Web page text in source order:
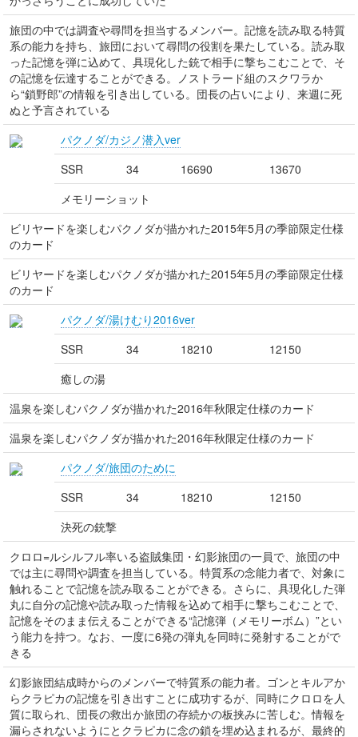
旅団の中では調査や尋問を担当するメンバー。記憶を読み取る特質
系の能力を持ち、旅団において尋問の役割を果たしている。読み取
った記憶を弾に込めて、具現化した銃で相手に撃ちこむことで、そ
の記憶を伝達することができる。ノストラード組のスクワラか
ら“鎖野郎”の情報を引き出している。団長の占いにより、来週に死
ぬと予言されている
パクノダ/カジノ潜入ver
SSR
34 16690
13670
メモリーショット
ビリヤードを楽しむパクノダが描かれた2015年5月の季節限定仕様
のカード
ビリヤードを楽しむパクノダが描かれた2015年5月の季節限定仕様
のカード
パクノダ/湯けむり2016ver
SSR
34 18210
12150
癒しの湯
温泉を楽しむパクノダが描かれた2016年秋限定仕様のカード
温泉を楽しむパクノダが描かれた2016年秋限定仕様のカード
パクノダ/旅団のために
SSR
34 18210
12150
決死の銃撃
クロロ=ルシルフル率いる盗賊集団・幻影旅団の一員で、旅団の中
では主に尋問や調査を担当している。特質系の念能力者で、対象に
触れることで記憶を読み取ることができる。さらに、具現化した弾
丸に自分の記憶や読み取った情報を込めて相手に撃ちこむことで、
記憶をそのまま伝えることができる“記憶弾（メモリーボム）”とい
う能力を持つ。なお、一度に6発の弾丸を同時に発射することがで
きる
幻影旅団結成時からのメンバーで特質系の能力者。ゴンとキルアか
らクラピカの記憶を引き出すことに成功するが、同時にクロロを人
質に取られ、団長の救出か旅団の存続かの板挟みに苦しむ。情報を
漏らされないようにとクラピカに念の鎖を埋め込まれるが、最終的